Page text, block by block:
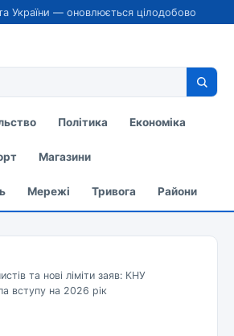
України — оновлюється цілодобово
Політика Економіка
Магазини
Мережі Тривога Райони
та нові ліміти заяв: КНУ
вступу на 2026 рік